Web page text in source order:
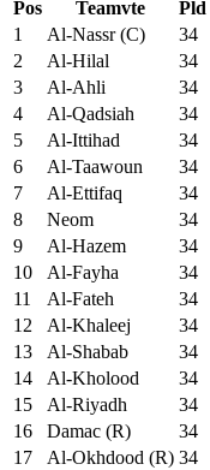
Pos
Teamvte Pld
1
Al-Nassr (C) 34
2
Al-Hilal 34
3
Al-Ahli 34
4
Al-Qadsiah 34
5
Al-Ittihad 34
6
Al-Taawoun 34
7
Al-Ettifaq 34
8
Neom 34
9
Al-Hazem 34
10
Al-Fayha 34
11
Al-Fateh 34
12
Al-Khaleej 34
13
Al-Shabab 34
14
Al-Kholood 34
15
Al-Riyadh 34
16
Damac (R) 34
17
Al-Okhdood (R) 34